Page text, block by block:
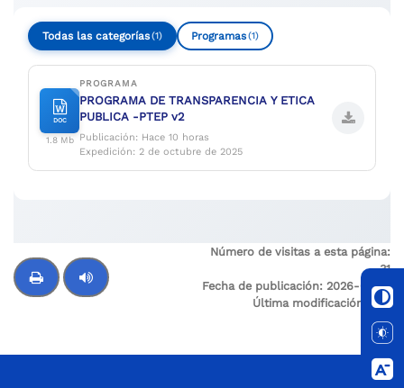
Todas las categorías(1) Programas(1)
DOC
1.8 Mb
PROGRAMA
PROGRAMA DE TRANSPARENCIA Y ETICA
PUBLICA -PTEP v2
Publicación: Hace 10 horas
Expedición: 2 de octubre de 2025
Número de visitas a esta página:
31
Fecha de publicación: 2026-04-13
Última modificación: N/A